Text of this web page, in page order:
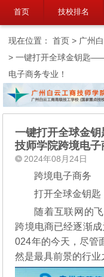
首页 技校排名
现在位置：首页 > 广州
> 一键打开全球金钥匙
电子商务专业！
一键打开全球金
技师学院跨境电子
2024年08月24日
跨境电子商务
打开全球金钥匙
随着互联网的
跨境电商已经逐渐
024年的今天，尽管
然是最具前景的行业